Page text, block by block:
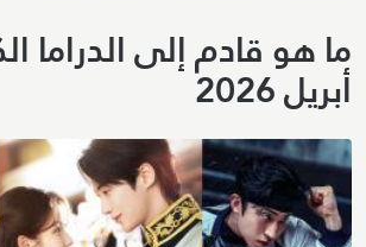
ما هو قادم إلى الدراما
أبريل 2026
Image